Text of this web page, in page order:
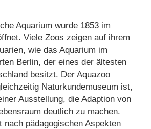
Aquarium wurde 1853 im
Viele Zoos zeigen auf ihrem
wie das Aquarium im
Berlin, der eines der ältesten
besitzt. Der Aquazoo
Naturkundemuseum ist,
Ausstellung, die Adaption von
deutlich zu machen.
nach pädagogischen Aspekten